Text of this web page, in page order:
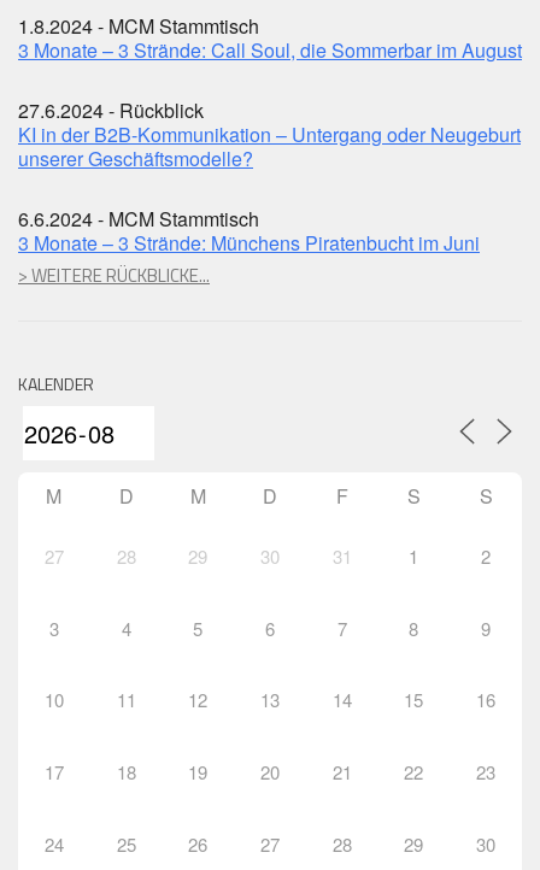
1.8.2024 - MCM Stammtisch
3 Monate – 3 Strände: Call Soul, die Sommerbar im August
27.6.2024 - Rückblick
KI in der B2B-Kommunikation – Untergang oder Neugeburt
unserer Geschäftsmodelle?
6.6.2024 - MCM Stammtisch
3 Monate – 3 Strände: Münchens Piratenbucht im Juni
> WEITERE RÜCKBLICKE...
KALENDER
M D M D F S S
27 28 29 30 31 1 2
3 4 5 6 7 8 9
10 11 12 13 14 15 16
17 18 19 20 21 22 23
24 25 26 27 28 29 30